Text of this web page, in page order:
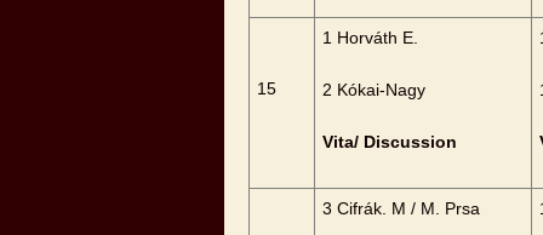
15
1 Horváth E.
2 Kókai-Nagy
Vita/ Discussion
3 Cifrák. M / M. Prsa